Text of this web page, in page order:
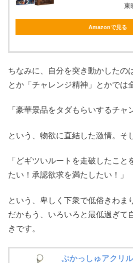
東
Amazonで見る
ちなみに、自分を突き動かしたの
とか「チャレンジ精神」とかでは
「豪華景品をタダもらいするチャ
という、物欲に直結した激情。そ
「どギツいルートを走破したこと
たい！承認欲求を満たしたい！」
という、卑しく下衆で低俗きわま
だかもう、いろいろと最低過ぎて
きです。
ぷかっしゅアクリ